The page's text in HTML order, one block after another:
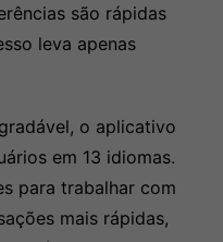
são rápidas
leva apenas
o aplicativo
em 13 idiomas.
para trabalhar com
mais rápidas,